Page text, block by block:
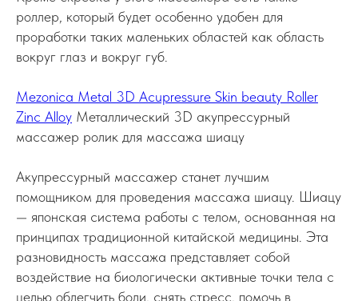
роллер, который будет особенно удобен для
проработки таких маленьких областей как область
вокруг глаз и вокруг губ.
Mezonica Metal 3D Acupressure Skin beauty Roller
Zinc Alloy Металлический 3D акупрессурный
массажер ролик для массажа шиацу
Акупрессурный массажер станет лучшим
помощником для проведения массажа шиацу. Шиацу
— японская система работы с телом, основанная на
принципах традиционной китайской медицины. Эта
разновидность массажа представляет собой
воздействие на биологически активные точки тела с
целью облегчить боли, снять стресс, помочь в